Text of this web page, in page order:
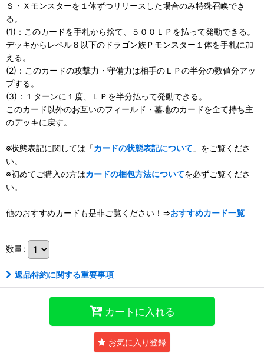
Ｓ・Ｘモンスターを１体ずつリリースした場合のみ特殊召喚でき
る。
(1)：このカードを手札から捨て、５００ＬＰを払って発動できる。
デッキからレベル８以下のドラゴン族Ｐモンスター１体を手札に加
える。
(2)：このカードの攻撃力・守備力は相手のＬＰの半分の数値分アッ
プする。
(3)：１ターンに１度、ＬＰを半分払って発動できる。
このカード以外のお互いのフィールド・墓地のカードを全て持ち主
のデッキに戻す。
※状態表記に関しては「カードの状態表記について 」をご覧くださ
い。
※初めてご購入の方はカードの梱包方法についてを必ずご覧くださ
い。
他のおすすめカードも是非ご覧ください！⇒おすすめカード一覧
数量:
返品特約に関する重要事項
カートに入れる
お気に入り登録